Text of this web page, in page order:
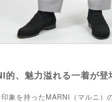
的、魅力溢れる一着が登
象を持ったMARNI（マルニ